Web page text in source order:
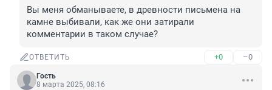
Вы меня обманываете, в древности письмена на
камне выбивали, как же они затирали
комментарии в таком случае?
ОТВЕТИТЬ +0 –0
Гость
8 марта 2025, 08:16